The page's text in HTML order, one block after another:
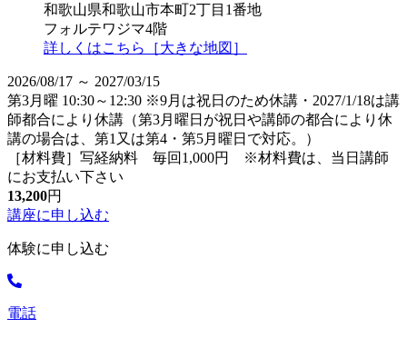
和歌山県和歌山市本町2丁目1番地
フォルテワジマ4階
詳しくはこちら［大きな地図］
2026/08/17 ～ 2027/03/15
第3月曜 10:30～12:30 ※9月は祝日のため休講・2027/1/18は講
師都合により休講（第3月曜日が祝日や講師の都合により休
講の場合は、第1又は第4・第5月曜日で対応。）
［材料費］写経納料 毎回1,000円 ※材料費は、当日講師
にお支払い下さい
13,200円
講座に申し込む
体験に申し込む
電話